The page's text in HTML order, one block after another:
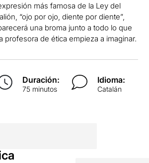
más famosa de la Ley del
“ojo por ojo, diente por diente”,
una broma junto a todo lo que
profesora de ética empieza a imaginar.
Duración:
75 minutos
Idioma:
Catalán